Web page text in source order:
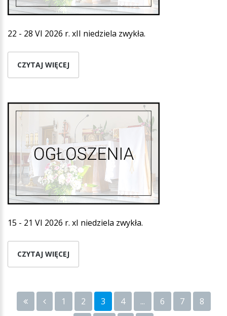
22 - 28 VI 2026 r. xII niedziela zwykła.
CZYTAJ WIĘCEJ
15 - 21 VI 2026 r. xI niedziela zwykła.
CZYTAJ WIĘCEJ
1 2 3 4 ... 6 7
8